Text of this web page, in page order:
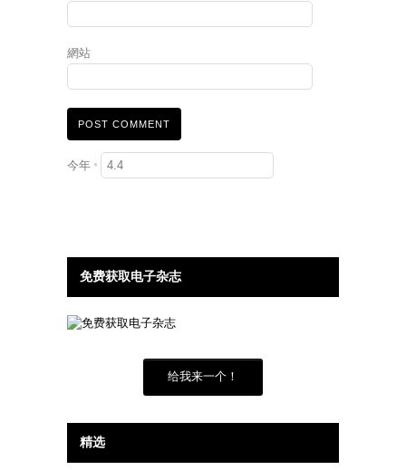
網站
今年 *
免费获取电子杂志
给我来一个！
精选